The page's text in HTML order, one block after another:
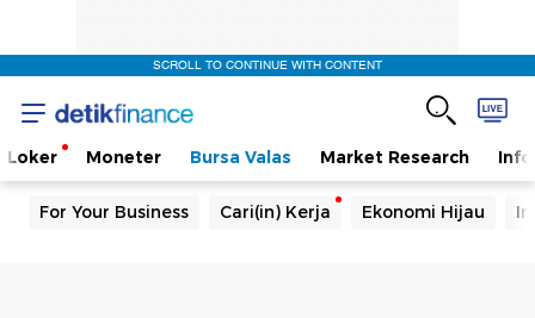
SCROLL TO CONTINUE WITH CONTENT
Loker Moneter Bursa Valas Market Research
For Your Business Cari(in) Kerja Ekonomi Hijau